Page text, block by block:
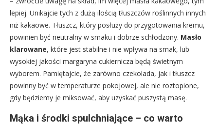
lepiej. Unikajcie tych z dużą ilością tłuszczów roślinnych innych
niż kakaowe. Tłuszcz, który posłuży do przygotowania kremu,
powinien być neutralny w smaku i dobrze schłodzony. Masło
klarowane, które jest stabilne i nie wpływa na smak, lub
wysokiej jakości margaryna cukiernicza będą świetnym
wyborem. Pamiętajcie, że zarówno czekolada, jak i tłuszcz
powinny być w temperaturze pokojowej, ale nie roztopione,
gdy będziemy je miksować, aby uzyskać puszystą masę.
Mąka i środki spulchniające – co warto